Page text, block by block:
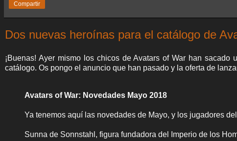
Compartir
Dos nuevas heroínas para el catálogo de
¡Buenas! Ayer mismo los chicos de Avatars of War han
catálogo. Os pongo el anuncio que han pasado y la oferta de
Avatars of War: Novedades Mayo 2018
Ya tenemos aquí las novedades de Mayo, y los jugadores
Sunna de Sonnstahl, figura fundadora del Imperio de los